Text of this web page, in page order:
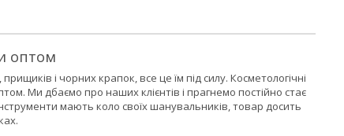
оптом
і чорних крапок, все це їм під силу. Косметологічні
Ми дбаємо про наших клієнтів і прагнемо постійно стає
мають коло своїх шанувальників, товар досить